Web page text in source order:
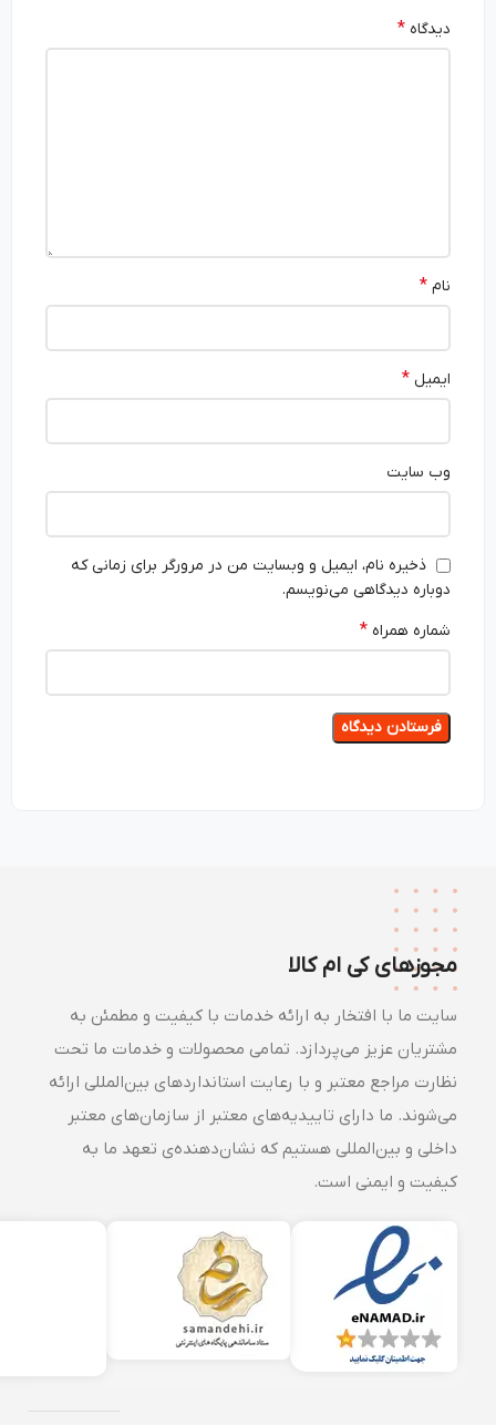
دیدگاه*
ایمیل*
وب‌ سایت
ذخیره نام، ایمیل و وبسایت من در مرورگر برای زمانی که
دوباره دیدگاهی می‌نویسم.
شماره همراه*
مجوزهای کی ام کالا
سایت ما با افتخار به ارائه خدمات با کیفیت و مطمئن به
مشتریان عزیز می‌پردازد. تمامی محصولات و خدمات ما تحت
نظارت مراجع معتبر و با رعایت استانداردهای بین‌المللی ارائه
می‌شوند. ما دارای تاییدیه‌های معتبر از سازمان‌های معتبر
داخلی و بین‌المللی هستیم که نشان‌دهنده‌ی تعهد ما به
کیفیت و ایمنی است.